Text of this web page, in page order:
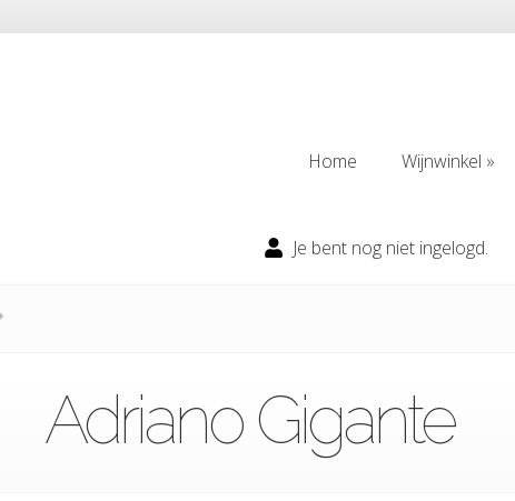
Home
Wijnwinkel
Je bent nog niet ingelogd.
Adriano Gigante